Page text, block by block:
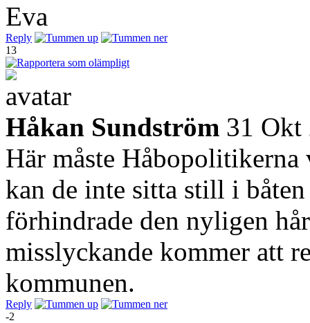
Eva
Reply
13
Håkan Sundström 31 Okt
Här måste
kan de inte sitta still i
förhindrade den nyligen
misslyckande kommer att
kommunen.
Reply
-2